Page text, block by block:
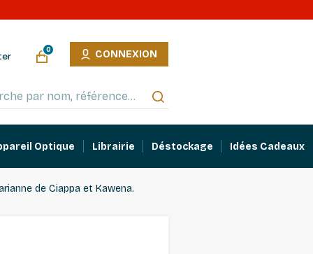
0 CONNEXION
Optique Librairie Déstockage Idées Cadeaux
de Ciappa et Kawena.